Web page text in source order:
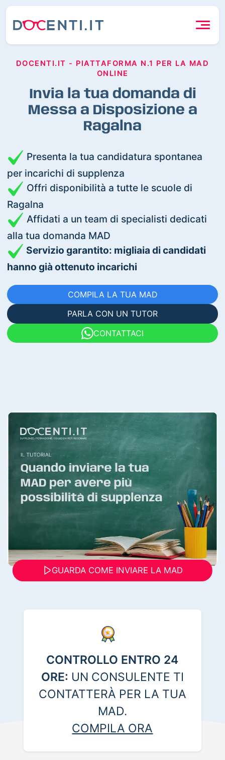
DOCENTI.IT - PIATTAFORMA N.1 PER LA MAD
ONLINE
Invia la tua domanda di
Messa a Disposizione a
Ragalna
Presenta la tua candidatura spontanea
per incarichi di supplenza
Offri disponibilità a tutte le scuole di
Ragalna
Affidati a un team di specialisti dedicati
alla tua domanda MAD
Servizio garantito: migliaia di candidati
hanno già ottenuto incarichi
COMPILA LA TUA MAD
PARLA CON UN TUTOR
CONTATTACI
GUARDA COME INVIARE LA MAD
CONTROLLO ENTRO 24
ORE: UN CONSULENTE TI
CONTATTERÀ PER LA TUA
MAD.
COMPILA ORA